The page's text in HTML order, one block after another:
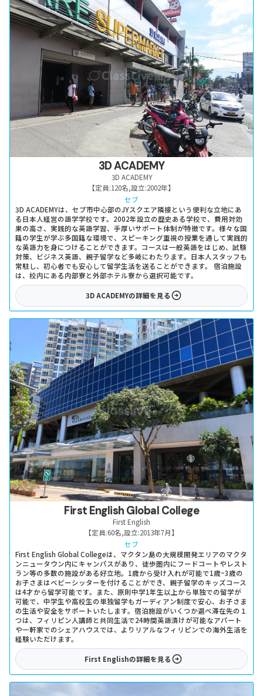
3D ACADEMY
3D ACADEMY
【定員:120名,設立:2002年】
セブ
3D ACADEMYは、セブ市中心部のJYスクエア隣接という便利な立地にあ
る日本人経営の語学学校です。2002年設立の歴史ある学校で、費用対効
果の高さ、実践的な英語学習、手厚いサポート体制が特徴です。様々な国
籍の学生が学ぶ多国籍な環境で、スピーキング重視の授業を通して実践的
な英語力を身につけることができます。コースは一般英語をはじめ、試験
対策、ビジネス英語、親子留学など多岐にわたります。日本人スタッフも
常駐し、初心者でも安心して留学生活を送ることができます。 宿泊施設
は、校内にある内部寮と外部ホテル寮から選択可能です。
3D ACADEMYの詳細を見る
First English Global College
First English
【定員:60名,設立:2013年7月】
セブ
First English Global Collegeは、マクタン島の大規模開発エリアのマクタ
ンニュータウン内にキャンパスがあり、徒歩圏内にフードコートやレスト
ラン等の多数の施設がある好立地。1歳から受け入れが可能で1歳~3歳の
お子さまはベビーシッターを付けることができ、親子留学のキッズコース
は4才から留学可能です。また、原則中学1年生以上から単独での留学が
可能で、中学生や高校生の単独留学もガーディアン制度で安心、お子さま
の生活や安全をサポートいたします。宿泊施設がいくつか選べ滞在先の１
つは、フィリピン人講師と共同生活で24時間英語漬けが可能なアパート
や一軒家でのシェアハウスでは、よりリアルなフィリピンでの海外生活を
経験いただけます。
First Englishの詳細を見る